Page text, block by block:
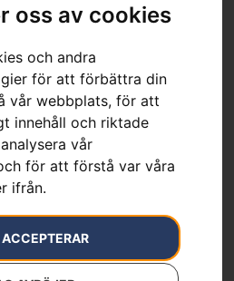
oss av cookies
och andra
för att förbättra din
vår webbplats, för att
innehåll och riktade
vår
för att förstå var våra
ifrån.